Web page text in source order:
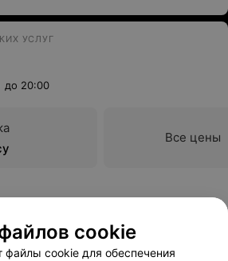
УСЛУГ
до 20:00
Все цены
cookie
файлы cookie для обеспечения